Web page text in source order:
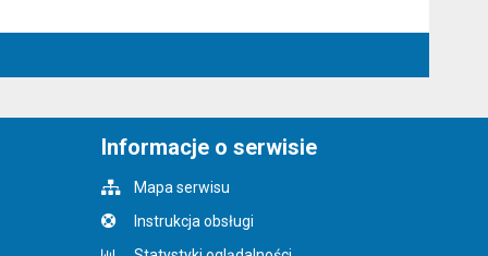
Informacje o serwisie
Mapa serwisu
Instrukcja obsługi